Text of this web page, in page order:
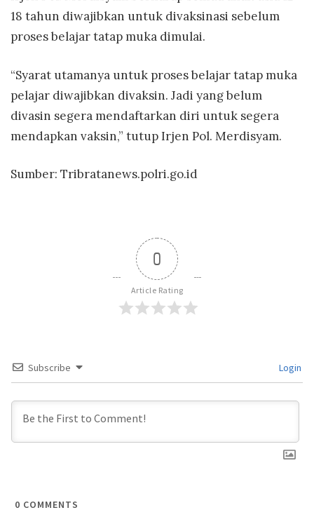
18 tahun diwajibkan untuk divaksinasi sebelum
proses belajar tatap muka dimulai.
“Syarat utamanya untuk proses belajar tatap muka
pelajar diwajibkan divaksin. Jadi yang belum
divasin segera mendaftarkan diri untuk segera
mendapkan vaksin,” tutup Irjen Pol. Merdisyam.
Sumber: Tribratanews.polri.go.id
0
Article Rating
Subscribe Login
0 COMMENTS